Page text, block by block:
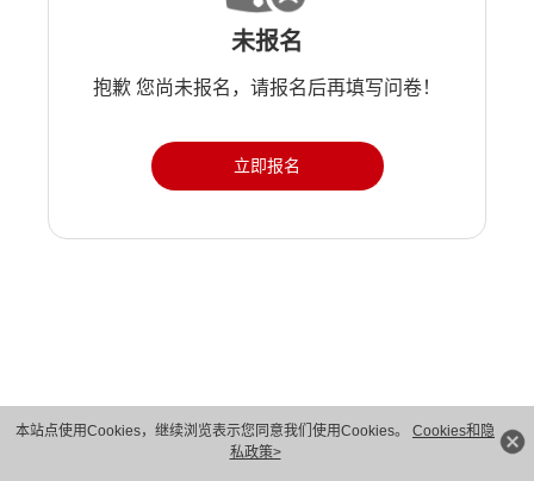
本站点使用Cookies，继续浏览表示您同意我们使用Cookies。 Cookies和隐
私政策>
未报名
抱歉 您尚未报名，请报名后再填写问卷！
立即报名
版权所有 © 华为技术有限公司 1998-2026。 保留一切权利。粤A2-20044005号
隐私保护
法律声明